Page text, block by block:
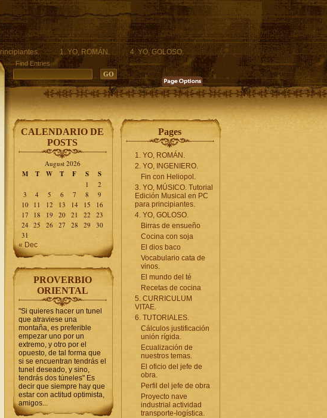
1. YO, ROMÁN.
4. YO, GOLOSO.
Find Entries
CALENDARIO DE
POSTS
August 2026
M T W T F S S
1
2
3
4 5 6 7 8
9
10 11 12 13 14 15
16
17
18 19 20 21 22
23
24 25 26 27 28 29
30
31
« Dec
PROVERBIO
ORIENTAL
"Si quieres hacer un tunel
que atraviese una
montaña, es preferible
empezar uno por un
extremo, y otro por el
opuesto, de tal forma que
si se encuentran tendrás el
tunel deseado, y sino,
tendrás dos túneles" Es
decir que siempre hay que
estar con actitud optimista,
amigos...
Pages
1. YO, ROMÁN.
2. YO, INGENIERO.
Fin con Heliopol.
3. YO, MÚSICO. Tutorial
Edición Musical en PC
para principiantes.
4. YO, GOLOSO.
Birras de ensueño
Cocina con soja
El dios baco
Vocabulario cata de
vinos.
El mundo del té
Recetas de cocina
5. CURRICULUM
VITAE.
6. TUTORIALES.
Cálculos justificación
unión rígida.
Ecualización de
nuestros temas.
El oficio del jefe de
obra.
Perfil del jefe de obra
Proyecto nave
industrial actividad
transporte-logística.